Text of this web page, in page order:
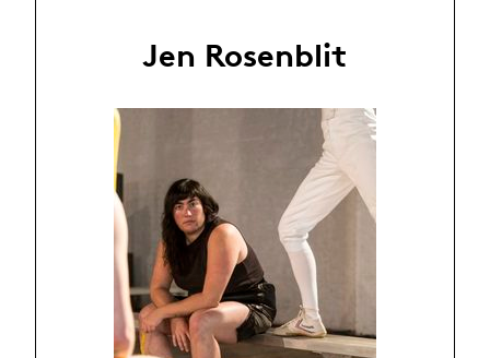
Jen Rosenblit